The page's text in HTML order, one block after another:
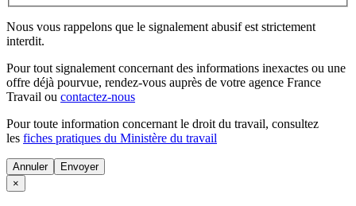
Nous vous rappelons que le signalement abusif est strictement
interdit.
Pour tout signalement concernant des informations inexactes ou une
offre déjà pourvue, rendez-vous auprès de votre agence France
Travail ou contactez-nous
Pour toute information concernant le droit du travail, consultez
les fiches pratiques du Ministère du travail
Annuler
×